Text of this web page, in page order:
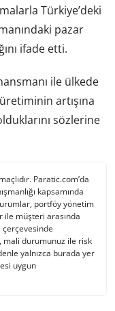
Türkiye’deki
pazar
ifade etti.
ile ülkede
artışına
sözlerine
Paratic.com’da
kapsamında
portföy yönetim
müşteri arasında
çerçevesinde
mali durumunuz ile risk
yalnızca burada yer
uygun